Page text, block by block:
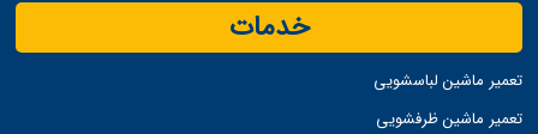
خدمات
تعمیر ماشین لباسشویی
تعمیر ماشین ظرفشویی